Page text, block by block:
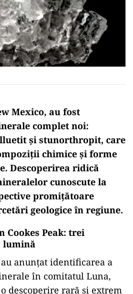
Mexico, au fost
complet noi:
și stunorthropit, care
chimice și forme
Descoperirea ridică
cunoscute la
promițătoare
geologice în regiune.
Cookes Peak: trei
lumină
anunțat identificarea a
în comitatul Luna,
descoperire rară și extrem